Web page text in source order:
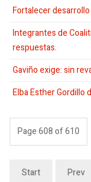
Fortalecer
Integrantes de
respuestas.
Gaviño exige: sin
Elba Esther Gordillo
Page 608 of 610
Start Prev